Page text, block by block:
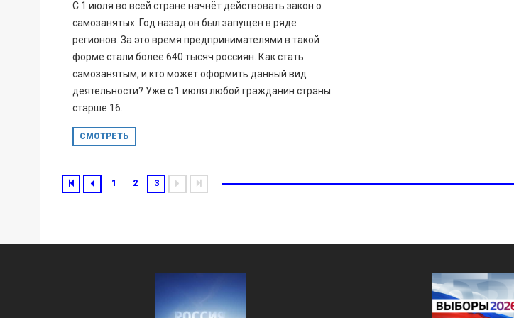
С 1 июля во всей стране начнёт действовать закон о
самозанятых. Год назад он был запущен в ряде
регионов. За это время предпринимателями в такой
форме стали более 640 тысяч россиян. Как стать
самозанятым, и кто может оформить данный вид
деятельности? Уже с 1 июля любой гражданин страны
старше 16...
СМОТРЕТЬ
1 2 3